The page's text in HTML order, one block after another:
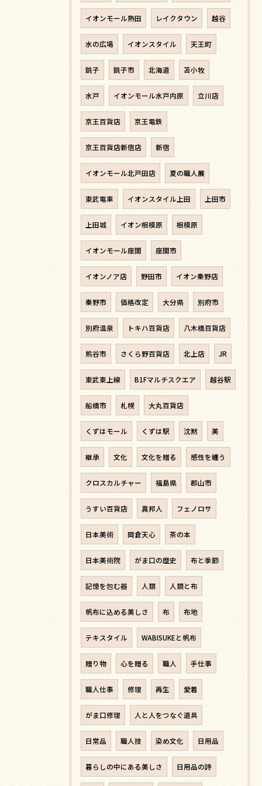
イオンモール熱田 レイクタウン 越谷
水の広場 イオンスタイル 天王町
銚子 銚子市 北海道 苫小牧
水戸 イオンモール水戸内原 立川店
京王百貨店 京王電鉄
京王百貨店新宿店 新宿
イオンモール北戸田店 夏の職人展
東武電車 イオンスタイル上田 上田市
上田城 イオン相模原 相模原
イオンモール座間 座間市
イオンノア店 野田市 イオン秦野店
秦野市 価格改定 大分県 別府市
別府温泉 トキハ百貨店 八木橋百貨店
熊谷市 さくら野百貨店 北上店 JR
東武東上線 B1Fマルチスクエア 越谷駅
船橋市 札幌 大丸百貨店
くずはモール くずは駅 沈黙 美
継承 文化 文化を贈る 感性を纏う
クロスカルチャー 福島県 郡山市
うすい百貨店 異邦人 フェノロサ
日本美術 岡倉天心 茶の本
日本美術院 がま口の歴史 布と季節
記憶を包む器 人類 人類と布
帆布に込める美しさ 布 布地
テキスタイル WABISUKEと帆布
贈り物 心を贈る 職人 手仕事
職人仕事 修理 再生 愛着
がま口修理 人と人をつなぐ道具
日常品 職人技 染め文化 日用品
暮らしの中にある美しさ 日用品の詩